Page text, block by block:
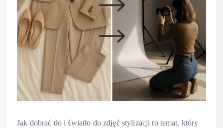
Jak dobrać tło i światło do zdjęć stylizacji to temat, który